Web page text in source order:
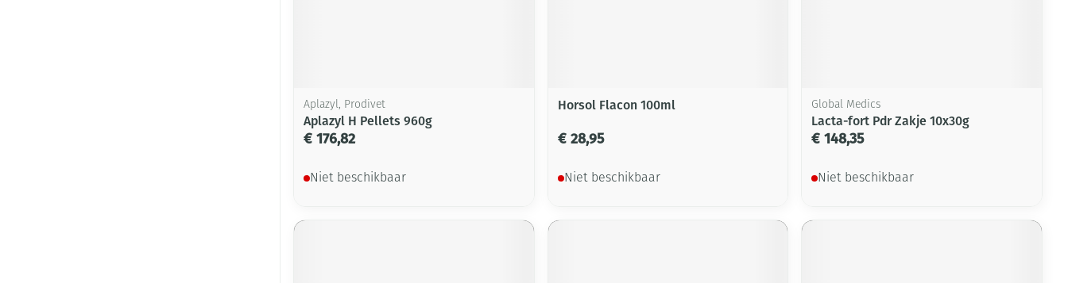
Aplazyl, Prodivet
Aplazyl H Pellets 960g
€ 176,82
Niet beschikbaar
Horsol Flacon 100ml
€ 28,95
Niet beschikbaar
Global Medics
Lacta-fort Pdr Zakje 10x30g
€ 148,35
Niet beschikbaar